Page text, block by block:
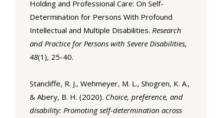
Holding and Professional Care: On Self-
Determination for Persons With Profound
Intellectual and Multiple Disabilities. Research
and Practice for Persons with Severe Disabilities,
48(1), 25-40.
Stancliffe, R. J., Wehmeyer, M. L., Shogren, K. A.,
& Abery, B. H. (2020). Choice, preference, and
disability: Promoting self-determination across